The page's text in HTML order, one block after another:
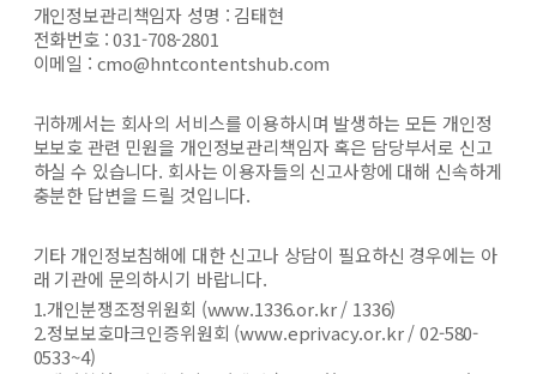
개인정보관리책임자 성명 : 김태현
전화번호 : 031-708-2801
이메일 : cmo@hntcontentshub.com
귀하께서는 회사의 서비스를 이용하시며 발생하는 모든 개인정
보보호 관련 민원을 개인정보관리책임자 혹은 담당부서로 신고
하실 수 있습니다. 회사는 이용자들의 신고사항에 대해 신속하게
충분한 답변을 드릴 것입니다.
기타 개인정보침해에 대한 신고나 상담이 필요하신 경우에는 아
래 기관에 문의하시기 바랍니다.
1.개인분쟁조정위원회 (www.1336.or.kr / 1336)
2.정보보호마크인증위원회 (www.eprivacy.or.kr / 02-580-
0533~4)